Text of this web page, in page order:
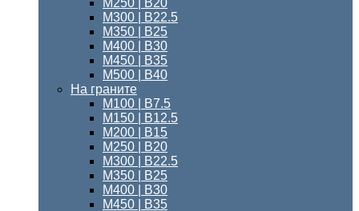
М250 | B20
М300 | B22.5
М350 | B25
М400 | B30
М450 | B35
М500 | B40
На граните
М100 | B7.5
M150 | B12.5
М200 | B15
М250 | B20
М300 | B22.5
М350 | B25
М400 | В30
М450 | В35